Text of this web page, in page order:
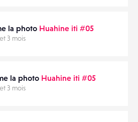
la photo Huahine iti #05
3 mois
la photo Huahine iti #05
3 mois